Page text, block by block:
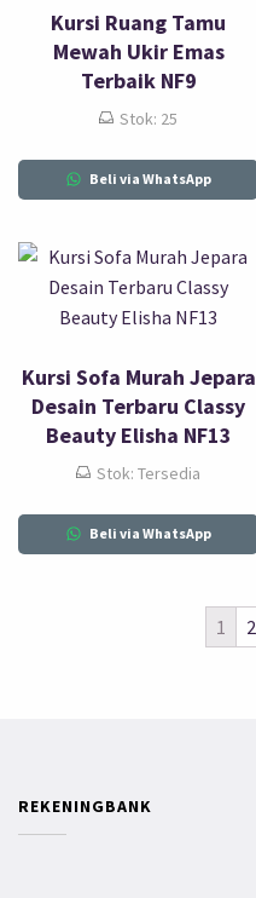
Kursi Ruang Tamu
Mewah Ukir Emas
Terbaik NF9
Stok: 25
Beli via WhatsApp
Kursi Sofa Murah Jepara
Desain Terbaru Classy
Beauty Elisha NF13
Stok: Tersedia
Beli via WhatsApp
1 2
REKENINGBANK